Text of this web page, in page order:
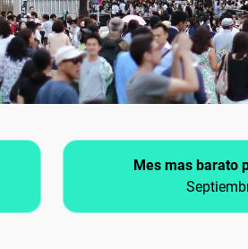
Mes mas barato